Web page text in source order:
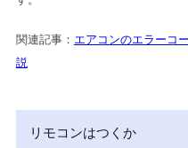
関連記事： エアコンのエラーコ
説
リモコンはつくか